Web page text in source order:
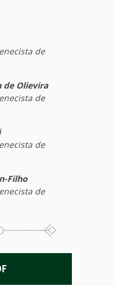
de
de Olievira
de
de
Filho
de